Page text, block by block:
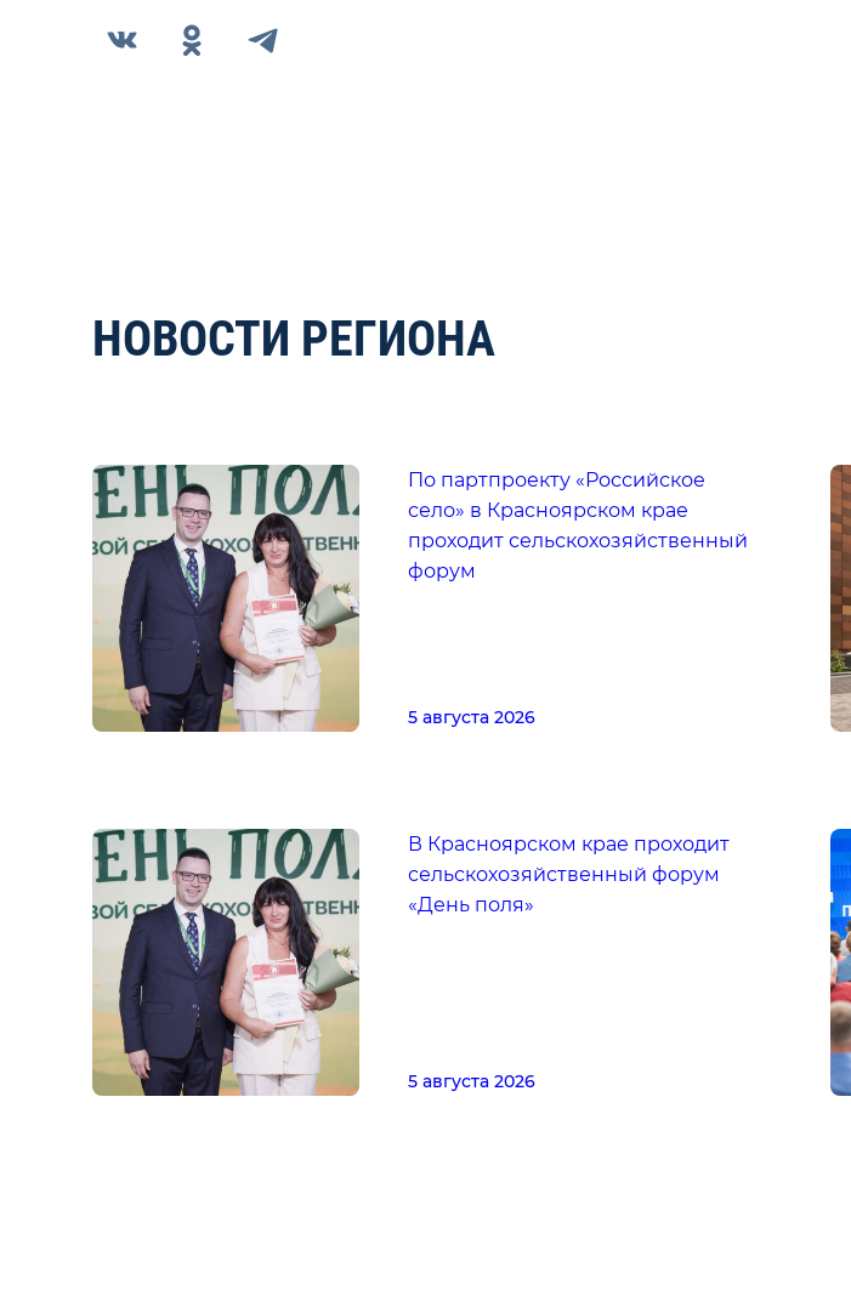
НОВОСТИ РЕГИОНА
По партпроекту «Российское
село» в Красноярском крае
проходит сельскохозяйственный
форум
5 августа 2026
В Красноярском крае проходит
сельскохозяйственный форум
«День поля»
5 августа 2026